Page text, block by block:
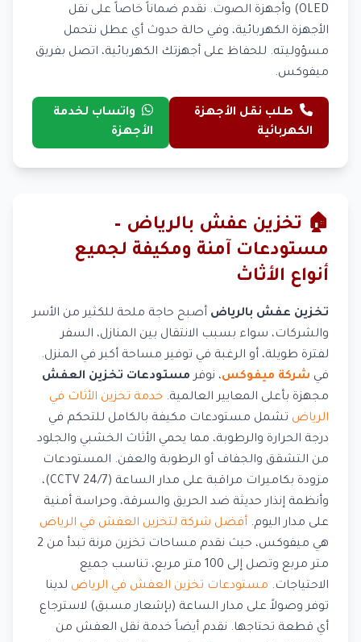
OLED) وأجهزة الصوت. نقدم ضماناً خاصاً على نقل
الأجهزة الكهربائية، وفي حالة حدوث أي عطل نتحمل
مسؤوليته. للحفاظ على أجهزتك الكهربائية، اتصل بفريق
ميفوكس.
طلب نقل الأجهزة
الكهربائية
واتساب لخدمة
الأجهزة
🏠 تخزين عفش بالرياض –
مستودعات آمنة ومكيفة لجميع
أنواع الأثاث
تخزين عفش بالرياض أصبح حاجة ملحة للكثير من الأسر
والشركات، سواء بسبب الانتقال بين المنازل، السفر
لفترة طويلة، أو الرغبة في توفير مساحة أكبر في المنزل.
في شركة ميفوكس، نوفر مستودعات تخزين العفش
مجهزة بأعلى المعايير العالمية. خدمة تخزين الأثاث في
الرياض تشمل مستودعات مكيفة بالكامل للتحكم في
درجة الحرارة والرطوبة، مما يحمي الأثاث الخشبي والجلود
من التشقق والجفاف أو الرطوبة والعفن. المستودعات
مزودة بكاميرات مراقبة على مدار الساعة (24/7 CCTV)،
وأنظمة إنذار حديثة ضد الحريق والسرقة، وحراسة أمنية
على مدار اليوم. أفضل شركة لتخزين العفش في الرياض
هي ميفوكس، حيث نقدم مساحات تخزين مرنة تبدأ من 2
متر مربع وتصل إلى 100 متر مربع، تناسب جميع
الاحتياجات. مستودعات تخزين العفش في الرياض لدينا
توفر وصولاً على مدار الساعة (بإشعار مسبق) لاسترجاع
أي قطعة تحتاجها. نقدم أيضاً خدمة نقل العفش من